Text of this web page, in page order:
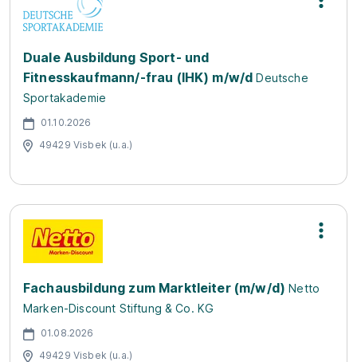
Duale Ausbildung Sport- und
Fitnesskaufmann/-frau (IHK) m/w/d Deutsche
Sportakademie
01.10.2026
49429 Visbek (u.a.)
Fachausbildung zum Marktleiter (m/w/d) Netto
Marken-Discount Stiftung & Co. KG
01.08.2026
49429 Visbek (u.a.)